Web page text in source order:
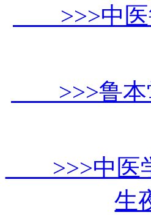
>>>中医
>>>鲁本
>>>中医学
生